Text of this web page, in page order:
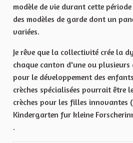
modèle de vie durant cette
des modèles de garde dont un
variées.
Je rêve que la collectivité crée la
chaque canton d'une ou plusieurs
pour le développement des
crèches spécialisées pourrait être
crèches pour les filles innovantes
Kindergarten fur kleine
.